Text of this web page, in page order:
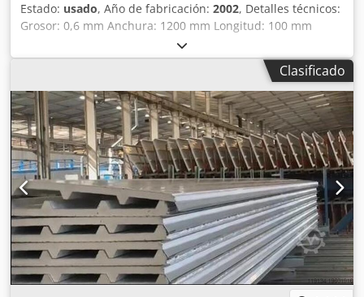
Estado: usado, Año de fabricación: 2002, Detalles técnicos:
Grosor: 0,6 mm Anchura: 1200 mm Longitud: 100 mm
Velocidad de trabajo: 1,5 - 3 m/min Potencia motor de
accionamiento: 45 kw Aire comprimido: 7 bar Peso total
aprox.: 4500 kg Dimensiones de la máquina aprox. LxAxA:
total: 20 m / 2,6 m / 3 m m Nuestra oferta incluye 2 piezas
de MÁQUINAS DE PEGADO DE PANELES DE ACABADO
COMPLETO SANDWICH. El sistema es especialmente
adecuado para la producción de paneles laminados
ligeros. La línea consta de un sistema de alimentación
(cinta transportadora) para el material, un sistema de
corte, un sistema de perfilado y un sistema de control
electrónico. El sistema tiene una longitud de unos 20,0
metros, una anchura de unos 2,6 metros y una altura de
unos 3,0 metros. El peso total del sistema es de
aproximadamente 4,5 toneladas. El material utilizado para
las capas interiores es poliestireno ignífugo u otros
Clasificado